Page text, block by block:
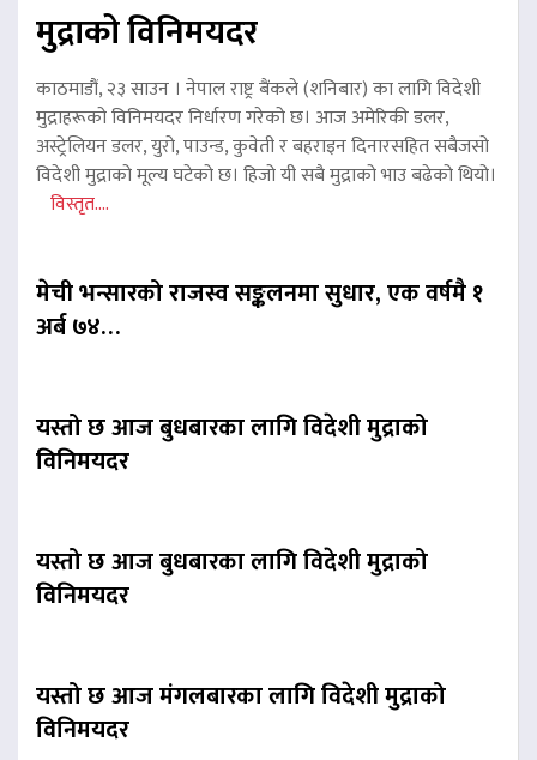
मुद्राको विनिमयदर
काठमाडौं, २३ साउन । नेपाल राष्ट्र बैंकले (शनिबार) का लागि विदेशी
मुद्राहरूको विनिमयदर निर्धारण गरेको छ। आज अमेरिकी डलर,
अस्ट्रेलियन डलर, युरो, पाउन्ड, कुवेती र बहराइन दिनारसहित सबैजसो
विदेशी मुद्राको मूल्य घटेको छ। हिजो यी सबै मुद्राको भाउ बढेको थियो।
विस्तृत....
मेची भन्सारको राजस्व सङ्कलनमा सुधार, एक वर्षमै १
अर्ब ७४…
यस्तो छ आज बुधबारका लागि विदेशी मुद्राको
विनिमयदर
यस्तो छ आज बुधबारका लागि विदेशी मुद्राको
विनिमयदर
यस्तो छ आज मंगलबारका लागि विदेशी मुद्राको
विनिमयदर